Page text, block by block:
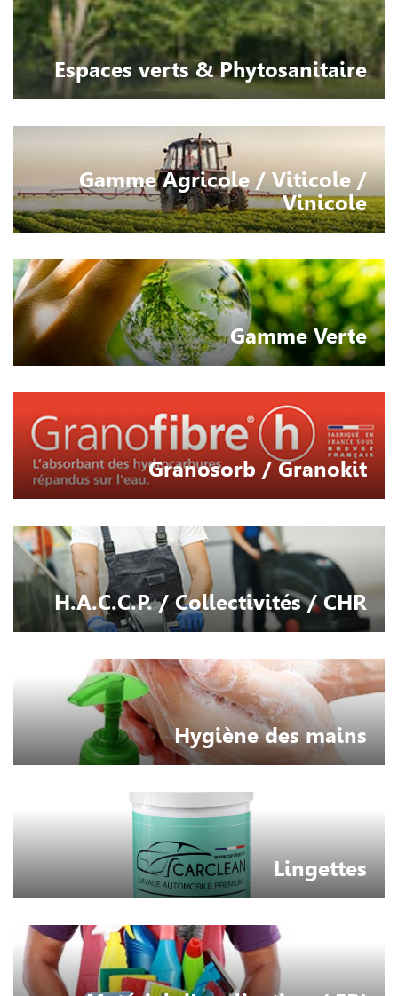
Espaces verts & Phytosanitaire
Gamme Agricole / Viticole /
Vinicole
Gamme Verte
Granosorb / Granokit
H.A.C.C.P. / Collectivités / CHR
Hygiène des mains
Lingettes